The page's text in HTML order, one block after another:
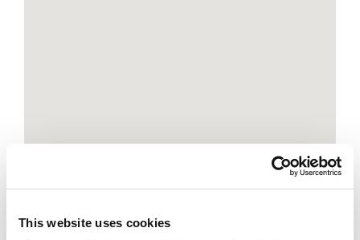
This website uses cookies